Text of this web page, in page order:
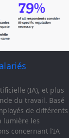
(IA), et plus
du travail. Basé
de différents
lumière les
concernant l’IA